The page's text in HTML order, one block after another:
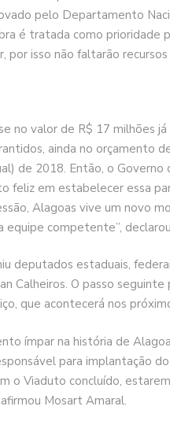
pelo Departamento
é tratada como prioridade
por isso não faltarão recursos
no valor de R$ 17 milhões
ainda no orçamento
de 2018. Então, o
feliz em estabelecer essa
Alagoas vive um novo
equipe competente”,
deputados estaduais,
Calheiros. O passo
que acontecerá nos
ímpar na história de
para implantação
o Viaduto concluído,
Mosart Amaral.